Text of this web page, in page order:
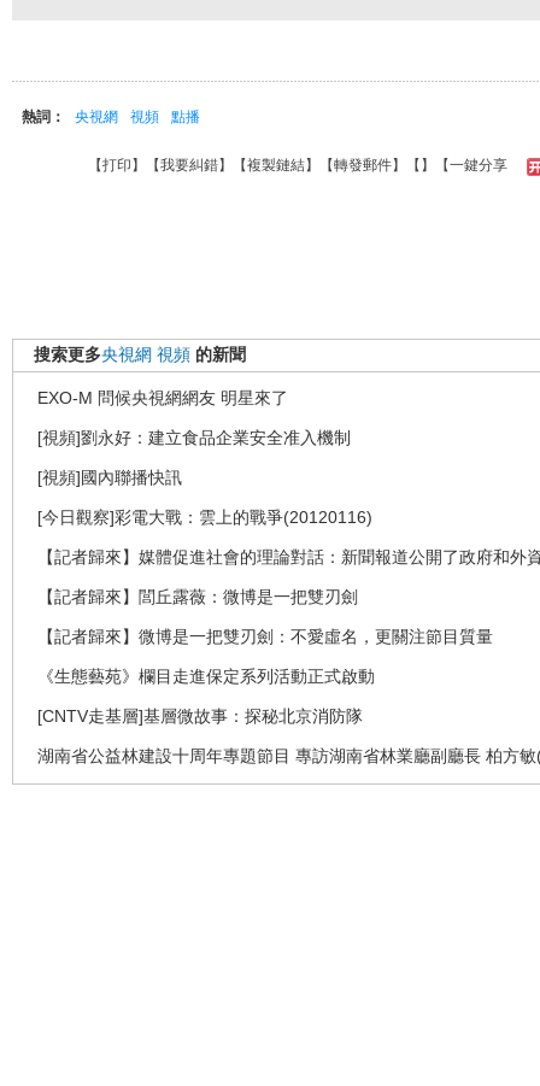
熱詞： 央視網 視頻 點播
【打印 】【我要糾錯】【複製鏈結】【轉發郵件】【 】 【一鍵分享
搜索更多央視網 視頻 的新聞
EXO-M 問候央視網網友 明星來了
[視頻]劉永好：建立食品企業安全准入機制
[視頻]國內聯播快訊
[今日觀察]彩電大戰：雲上的戰爭(20120116)
【記者歸來】媒體促進社會的理論對話：新聞報道公開了政府和外
【記者歸來】閭丘露薇：微博是一把雙刃劍
【記者歸來】微博是一把雙刃劍：不愛虛名，更關注節目質量
《生態藝苑》欄目走進保定系列活動正式啟動
[CNTV走基層]基層微故事：探秘北京消防隊
湖南省公益林建設十周年專題節目 專訪湖南省林業廳副廳長 柏方